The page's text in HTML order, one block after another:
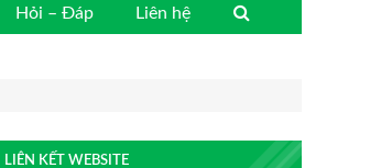
Hỏi – Đáp Liên hệ
LIÊN KẾT WEBSITE